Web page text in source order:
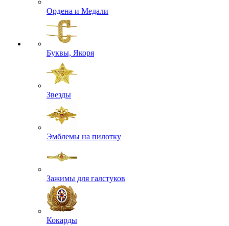
Ордена и Медали
Буквы, Якоря
Звезды
Эмблемы на пилотку
Зажимы для галстуков
Кокарды